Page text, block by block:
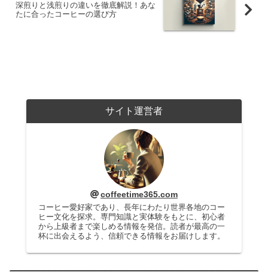
深煎りと浅煎りの違いを徹底解説！あな
たに合ったコーヒーの選び方
サイト運営者
coffeetime365.com
コーヒー愛好家であり、長年にわたり世界各地のコー
ヒー文化を探求。専門知識と実体験をもとに、初心者
から上級者まで楽しめる情報を発信。読者が最高の一
杯に出会えるよう、信頼できる情報をお届けします。